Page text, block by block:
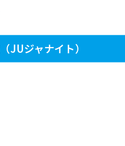
JUジャナイト）